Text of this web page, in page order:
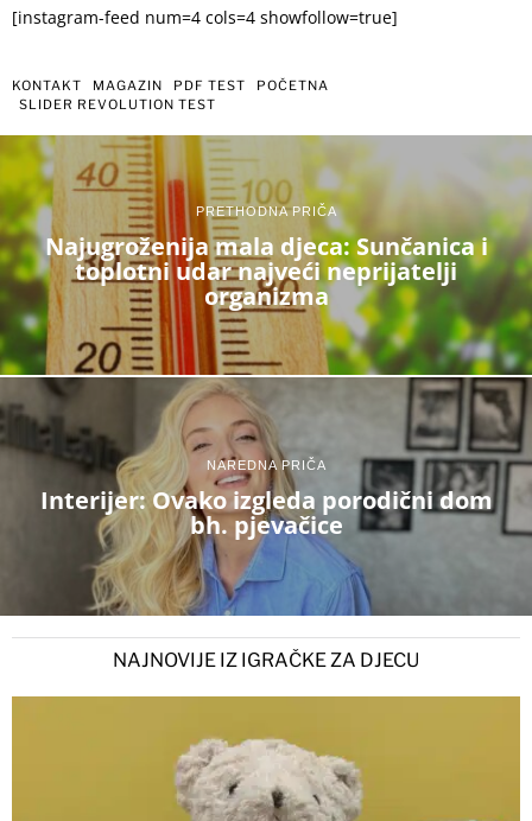
[instagram-feed num=4 cols=4 showfollow=true]
KONTAKT MAGAZIN PDF TEST
POČETNA
SLIDER REVOLUTION TEST
PRETHODNA PRIČA
Najugroženija mala djeca: Sunčanica i
toplotni udar najveći neprijatelji
organizma
NAREDNA PRIČA
Interijer: Ovako izgleda porodični dom
bh. pjevačice
NAJNOVIJE IZ IGRAČKE ZA DJECU